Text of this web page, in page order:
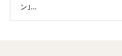
ン｣...